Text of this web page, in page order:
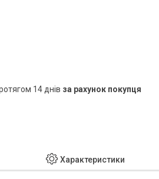
14 днів за рахунок покупця
Характеристики